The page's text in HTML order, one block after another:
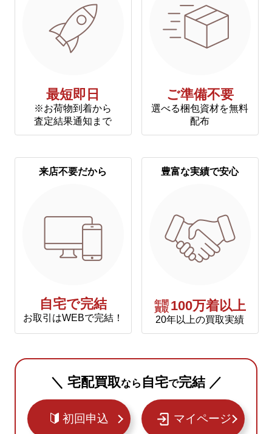
最短即日
※お荷物到着から
査定結果通知まで
ご準備不要
選べる梱包資材を無料
配布
来店不要だから
自宅で完結
お取引はWEBで完結！
豊富な実績で安心
年間
買取 100万着以上
20年以上の買取実績
＼ 宅配買取なら 自宅で完結 ／
初回申込 マイページ